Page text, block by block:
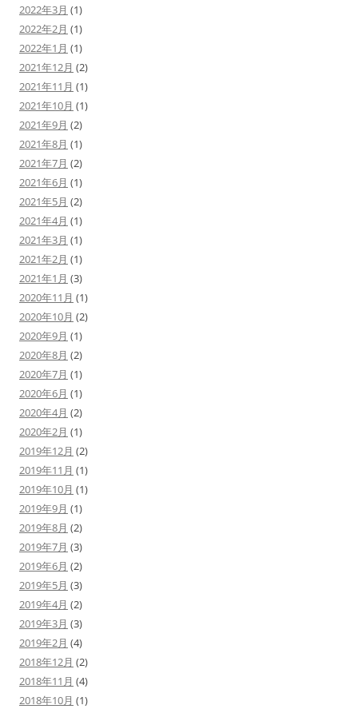
2022年3月 (1)
2022年2月 (1)
2022年1月 (1)
2021年12月 (2)
2021年11月 (1)
2021年10月 (1)
2021年9月 (2)
2021年8月 (1)
2021年7月 (2)
2021年6月 (1)
2021年5月 (2)
2021年4月 (1)
2021年3月 (1)
2021年2月 (1)
2021年1月 (3)
2020年11月 (1)
2020年10月 (2)
2020年9月 (1)
2020年8月 (2)
2020年7月 (1)
2020年6月 (1)
2020年4月 (2)
2020年2月 (1)
2019年12月 (2)
2019年11月 (1)
2019年10月 (1)
2019年9月 (1)
2019年8月 (2)
2019年7月 (3)
2019年6月 (2)
2019年5月 (3)
2019年4月 (2)
2019年3月 (3)
2019年2月 (4)
2018年12月 (2)
2018年11月 (4)
2018年10月 (1)